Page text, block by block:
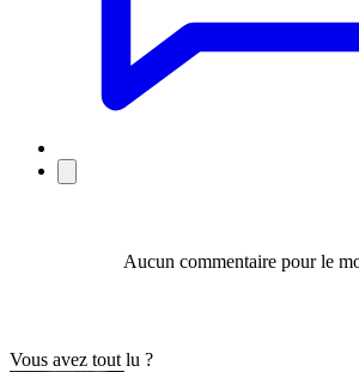
Aucun commentaire pour le
Vous avez tout lu ?